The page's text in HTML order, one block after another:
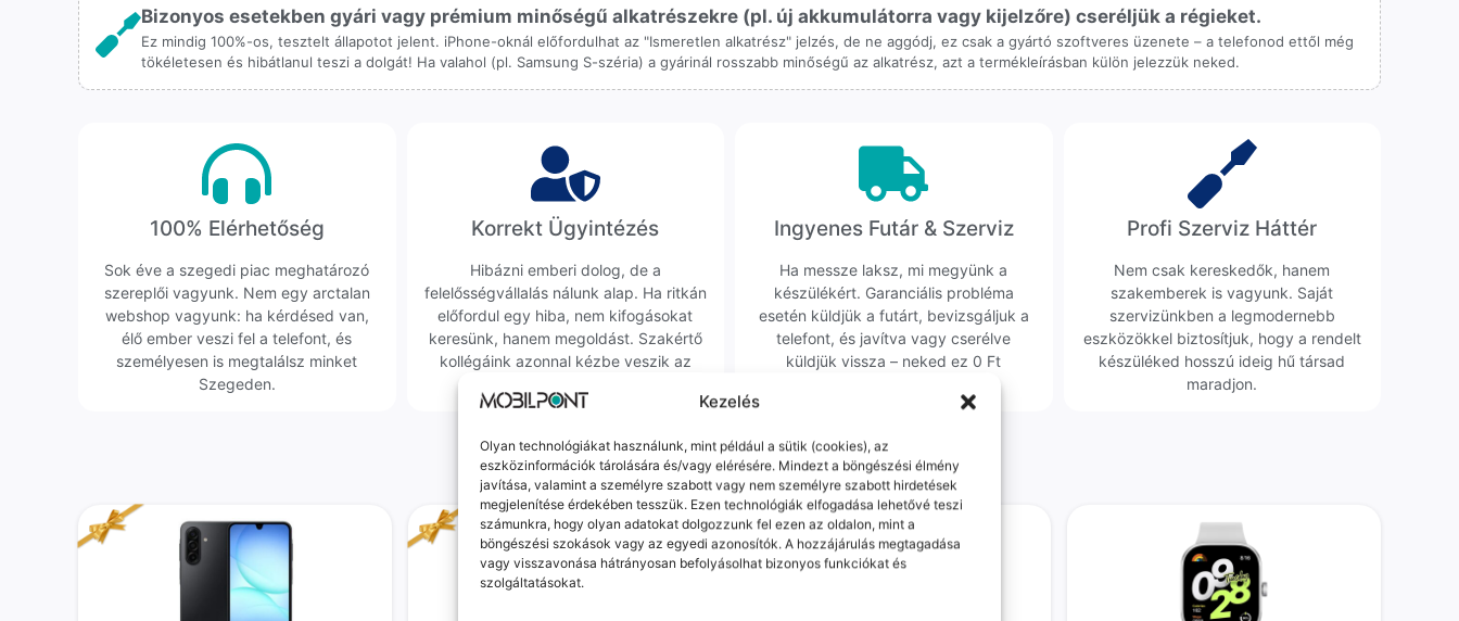
Kezelés
Olyan technológiákat használunk, mint például a sütik (cookies), az
eszközinformációk tárolására és/vagy elérésére. Mindezt a böngészési élmény
javítása, valamint a személyre szabott vagy nem személyre szabott hirdetések
megjelenítése érdekében tesszük. Ezen technológiák elfogadása lehetővé teszi
számunkra, hogy olyan adatokat dolgozzunk fel ezen az oldalon, mint a
böngészési szokások vagy az egyedi azonosítók. A hozzájárulás megtagadása
vagy visszavonása hátrányosan befolyásolhat bizonyos funkciókat és
szolgáltatásokat.
Bizonyos esetekben gyári vagy prémium minőségű alkatrészekre (pl. új akkumulátorra vagy kijelzőre) cseréljük a régieket.
Ez mindig 100%-os, tesztelt állapotot jelent. iPhone-oknál előfordulhat az "Ismeretlen alkatrész" jelzés, de ne aggódj, ez csak a gyártó szoftveres üzenete – a telefonod ettől még
tökéletesen és hibátlanul teszi a dolgát! Ha valahol (pl. Samsung S-széria) a gyárinál rosszabb minőségű az alkatrész, azt a termékleírásban külön jelezzük neked.
100% Elérhetőség
Sok éve a szegedi piac meghatározó
szereplői vagyunk. Nem egy arctalan
webshop vagyunk: ha kérdésed van,
élő ember veszi fel a telefont, és
személyesen is megtalálsz minket
Szegeden.
Korrekt Ügyintézés
Hibázni emberi dolog, de a
felelősségvállalás nálunk alap. Ha ritkán
előfordul egy hiba, nem kifogásokat
keresünk, hanem megoldást. Szakértő
kollégáink azonnal kézbe veszik az
Ingyenes Futár & Szerviz
Ha messze laksz, mi megyünk a
készülékért. Garanciális probléma
esetén küldjük a futárt, bevizsgáljuk a
telefont, és javítva vagy cserélve
küldjük vissza – neked ez 0 Ft
Profi Szerviz Háttér
Nem csak kereskedők, hanem
szakemberek is vagyunk. Saját
szervizünkben a legmodernebb
eszközökkel biztosítjuk, hogy a rendelt
készüléked hosszú ideig hű társad
maradjon.
Mások ezeket is megnézték